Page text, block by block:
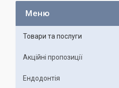
Товари та послуги
Акційні пропозиції
Ендодонтія